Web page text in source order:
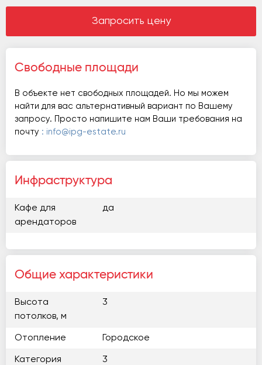
Запросить цену
Свободные площади
В объекте нет свободных площадей. Но мы можем
найти для вас альтернативный вариант по Вашему
запросу. Просто напишите нам Ваши требования на
почту : info@ipg-estate.ru
Инфраструктура
Кафе для
арендаторов
да
Общие характеристики
Высота
потолков, м
3
Отопление Городское
Категория
3